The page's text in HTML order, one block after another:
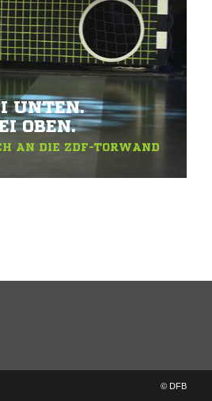
UNTEN.
OBEN.
AN DIE ZDF-TORWAND
© DFB